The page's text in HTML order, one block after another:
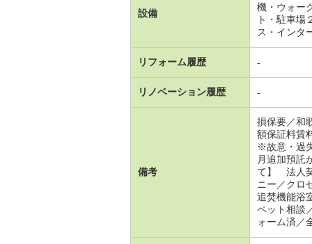
設備
機・ウォー
ト・駐車場
ス・インタ
リフォーム履歴 -
リノベーション履歴 -
備考
損保要／和
額保証料賃
※故意・過
月追加預託
て】 法人
ニー／クロ
追焚機能浴
ペット相談
ォーム済／